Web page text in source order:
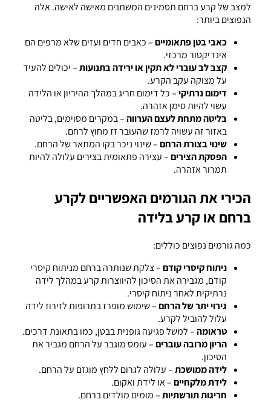
למצב של קרע ברחם תסמינים המשתנים מאישה לאישה. אלה
הנפוצים ביותר:
כאבי בטן פתאומיים– כאבים חדים ועזים שלא מרפים הם
אינדיקטור מרכזי.
קצב לב עוברי לא תקין או ירידה בתנועות– יכולים להעיד
על מצוקה עקב הקרע.
דימום נרתיקי– כל דימום חריג במהלך ההיריון או הלידה
עשוי להיות סימן אזהרה.
בליטה מתחת לעצם הערווה– במקרים מסוימים, בליטה
באזור זה עשויה לרמז שהעובר זז מחוץ לרחם.
שינוי בצורת הרחם– שינוי ניכר בקו המתאר של הרחם.
הפסקת הצירים– עצירה פתאומית בצירים עלולה להיות
תמרור אזהרה.
הכירי את הגורמים האפשריים לקרע
ברחם או קרע בלידה
כמה גורמים נפוצים כוללים:
ניתוח קיסרי קודם– צלקת שנותרה ברחם מניתוח קיסרי
קודם, מגבירה את הסיכון להיווצרות קרע במהלך לידה
נרתיקית לאחר ניתוח קיסרי.
גירוי יתר של הרחם– שימוש מופרז בתרופות לזירוז לידה
עלול להוביל לקרע.
טראומה– למשל פגיעה גופנית בבטן, כמו בתאונת דרכים.
הריון מרובה עוברים– עומס מוגבר על הרחם מגביר את
הסיכון.
לידה ממושכת– עלולה לגרום ללחץ מוגזם על הרחם.
לידת מלקחיים– או לידת ואקום.
חריגות תורשתיות– מומים מולדים ברחם.